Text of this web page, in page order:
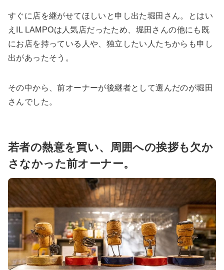
すぐに店を継がせてほしいと申し出た堀田さん。とはい
えIL LAMPOは人気店だったため、堀田さんの他にも既
にお店を持っている人や、独立したい人たちからも申し
出があったそう。
その中から、前オーナーが後継者として選んだのが堀田
さんでした。
若者の熱意を買い、周囲への挨拶も欠か
さなかった前オーナー。